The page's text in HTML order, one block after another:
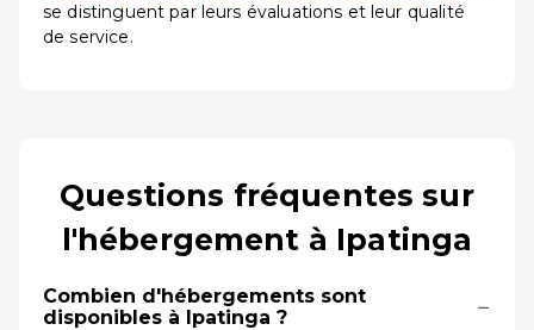
se distinguent par leurs évaluations et leur qualité
de service.
Questions fréquentes sur
l'hébergement à Ipatinga
Combien d'hébergements sont
disponibles à Ipatinga ?
−